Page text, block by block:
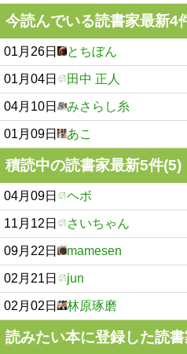
今読んでいる読書家最新4
01月26日 とちぼん
01月04日 田中 正人
04月10日 みさらし糸
01月09日 あこ
積読中の読書家最新5件(5)
04月09日 ヘボ
11月12日 さいちゃん
09月22日 mamesen
02月21日 jun
02月02日 林原琢磨
読みたい本に登録した読